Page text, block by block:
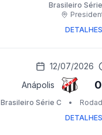
Brasileiro
12/07/2026
Anápolis 0
Brasileiro Série C •